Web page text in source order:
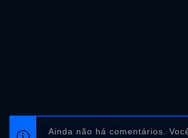
Ainda não há comentários.